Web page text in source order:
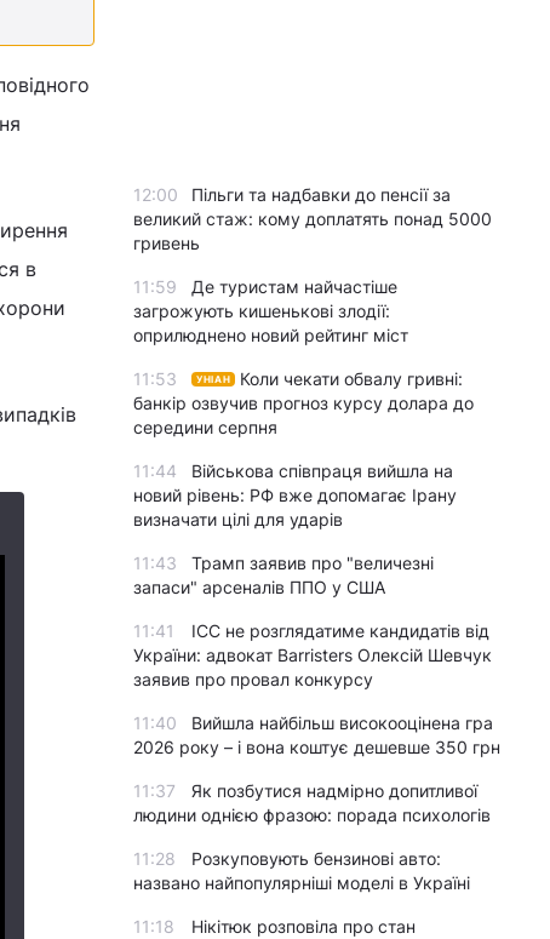
в
12:00
Пільги та надбавки до пенсії за
великий стаж: кому доплатять понад 5000
гривень
11:59
Де туристам найчастіше
загрожують кишенькові злодії:
оприлюднено новий рейтинг міст
11:53 УНІАН
Коли чекати обвалу гривні:
банкір озвучив прогноз курсу долара до
середини серпня
11:44
Військова співпраця вийшла на
новий рівень: РФ вже допомагає Ірану
визначати цілі для ударів
11:43
Трамп заявив про "величезні
запаси" арсеналів ППО у США
11:41
ICC не розглядатиме кандидатів від
України: адвокат Barristers Олексій Шевчук
заявив про провал конкурсу
11:40
Вийшла найбільш високооцінена гра
2026 року – і вона коштує дешевше 350 грн
11:37
Як позбутися надмірно допитливої
людини однією фразою: порада психологів
11:28
Розкуповують бензинові авто:
названо найпопулярніші моделі в Україні
11:18
Нікітюк розповіла про стан